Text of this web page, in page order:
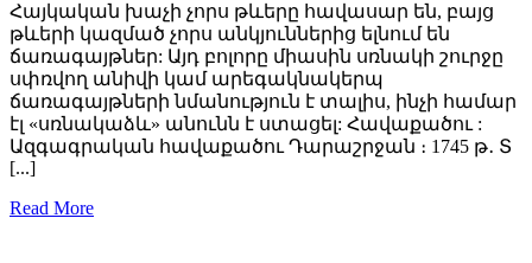
Հայկական խաչի չորս թևերը հավասար են, բայց
թևերի կազմած չորս անկյուններից ելնում են
ճառագայթներ: Այդ բոլորը միասին սռնակի շուրջը
սփռվող անիվի կամ արեգակնակերպ
ճառագայթների նմանություն է տալիս, ինչի համար
էլ «սռնակաձև» անունն է ստացել: Հավաքածու :
Ազգագրական հավաքածու Դարաշրջան ։ 1745 թ․ Տ
[...]
Read More